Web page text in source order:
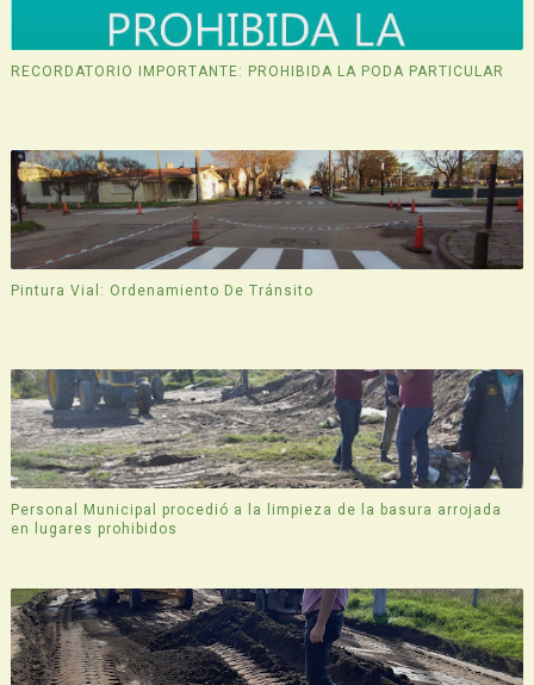
RECORDATORIO IMPORTANTE: PROHIBIDA LA PODA PARTICULAR
Pintura Vial: Ordenamiento De Tránsito
Personal Municipal procedió a la limpieza de la basura arrojada
en lugares prohibidos